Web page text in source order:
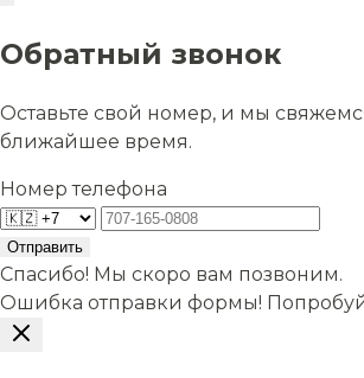
Обратный звонок
Оставьте свой номер, и мы
ближайшее время.
Номер телефона
Отправить
Спасибо! Мы скоро вам позвоним.
Ошибка отправки формы!